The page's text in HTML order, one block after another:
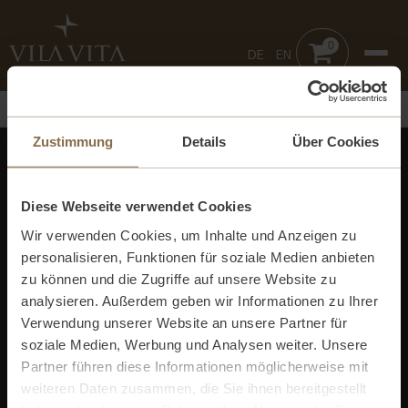
Zustimmung Details Über Cookies
Diese Webseite verwendet Cookies
Wir verwenden Cookies, um Inhalte und Anzeigen zu
personalisieren, Funktionen für soziale Medien anbieten
zu können und die Zugriffe auf unsere Website zu
analysieren. Außerdem geben wir Informationen zu Ihrer
Verwendung unserer Website an unsere Partner für
soziale Medien, Werbung und Analysen weiter. Unsere
Partner führen diese Informationen möglicherweise mit
weiteren Daten zusammen, die Sie ihnen bereitgestellt
DE EN
0
Value check & digital storage
Enter the barcode / QR code, check the value and
save it in the wallet on your smartphone.
Enter code
Verify Code